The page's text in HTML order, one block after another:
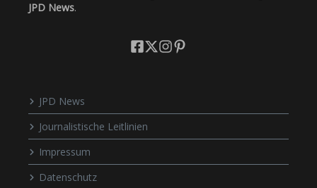
JPD News.
JPD News
Journalistische Leitlinien
Impressum
Datenschutz